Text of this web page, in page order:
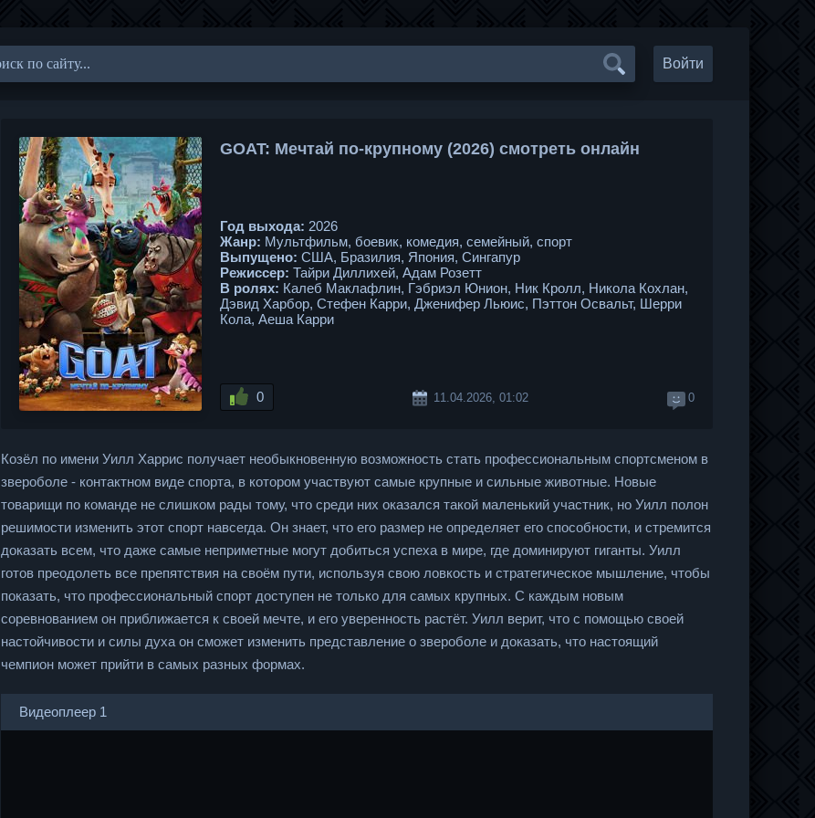
Войти
GOAT: Мечтай по-крупному (2026) смотреть онлайн
Год выхода: 2026
Жанр: Мультфильм, боевик, комедия, семейный, спорт
Выпущено: США, Бразилия, Япония, Сингапур
Режиссер: Тайри Диллихей, Адам Розетт
В ролях: Калеб Маклафлин, Гэбриэл Юнион, Ник Кролл, Никола Кохлан,
Дэвид Харбор, Стефен Карри, Дженифер Льюис, Пэттон Освальт, Шерри
Кола, Аеша Карри
0 11.04.2026, 01:02 0
Козёл по имени Уилл Харрис получает необыкновенную возможность стать профессиональным спортсменом в
звероболе - контактном виде спорта, в котором участвуют самые крупные и сильные животные. Новые
товарищи по команде не слишком рады тому, что среди них оказался такой маленький участник, но Уилл полон
решимости изменить этот спорт навсегда. Он знает, что его размер не определяет его способности, и стремится
доказать всем, что даже самые неприметные могут добиться успеха в мире, где доминируют гиганты. Уилл
готов преодолеть все препятствия на своём пути, используя свою ловкость и стратегическое мышление, чтобы
показать, что профессиональный спорт доступен не только для самых крупных. С каждым новым
соревнованием он приближается к своей мечте, и его уверенность растёт. Уилл верит, что с помощью своей
настойчивости и силы духа он сможет изменить представление о звероболе и доказать, что настоящий
чемпион может прийти в самых разных формах.
Видеоплеер 1